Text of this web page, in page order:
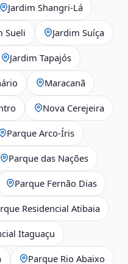
Jardim Shangri-Lá
Sueli Jardim Suíça
Jardim Tapajós
Maracanã
Nova Cerejeira
Parque Arco-Íris
Parque das Nações
Parque Fernão Dias
Residencial Atibaia
Itaguaçu
Parque Rio Abaixo